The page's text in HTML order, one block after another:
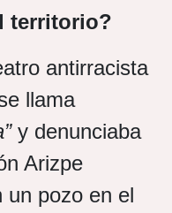
territorio?
antirracista
llama
y denunciaba
Arizpe
un pozo en el